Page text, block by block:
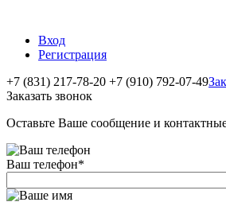
Вход
Регистрация
+7 (831) 217-78-20 +7 (910) 792-07-49
Заказать звонок
Оставьте Ваше сообщение и
Ваш телефон*